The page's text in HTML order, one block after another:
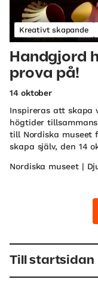
Kreativt skapande
Handgjord
prova på!
14 oktober
Inspireras att skapa
högtider
till Nordiska museet
skapa själv, den 14
Nordiska museet |
Till startsidan